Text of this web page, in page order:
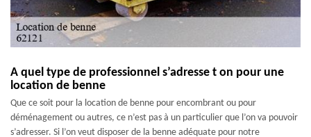
A quel type de professionnel s’adresse t on pour une
location de benne
Que ce soit pour la location de benne pour encombrant ou pour
déménagement ou autres, ce n’est pas à un particulier que l’on va pouvoir
s’adresser. Si l’on veut disposer de la benne adéquate pour notre